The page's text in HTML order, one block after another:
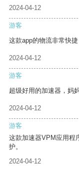
2024-04-12
游客
这款app的物流非常快
2024-04-12
游客
超级好用的加速器，妈
2024-04-12
游客
这款加速器VPM应用程
护。
2024-04-12